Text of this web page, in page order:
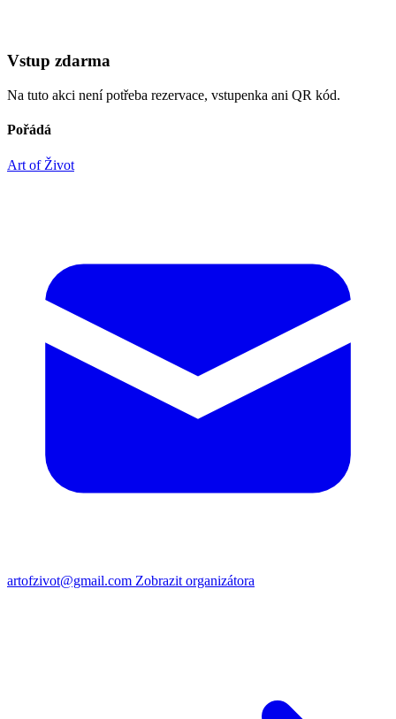
Vstup zdarma
Na tuto akci není potřeba rezervace, vstupenka ani QR kód.
Pořádá
Art of Život
artofzivot@gmail.com Zobrazit organizátora